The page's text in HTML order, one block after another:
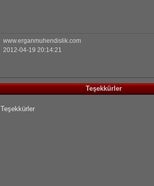
www.erganmuhendislik.com
2012-04-19 20:14:21
Teşekkürler
Teşekkürler